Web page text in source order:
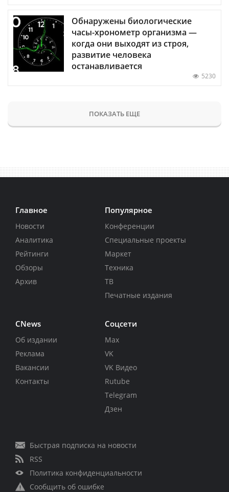
Обнаружены биологические
часы-хронометр организма —
когда они выходят из строя,
развитие человека
останавливается
5230
ПОКАЗАТЬ ЕЩЕ
Главное
Новости
Аналитика
Рейтинги
Обзоры
Архив
Популярное
Конференции
Специальные проекты
Маркет
Техника
ТВ
Печатные издания
CNews
Об издании
Реклама
Вакансии
Контакты
Соцсети
Max
VK
VK Видео
Rutube
Telegram
Дзен
Быстрая подписка на новости
RSS
Политика конфиденциальности
Сообщить об ошибке